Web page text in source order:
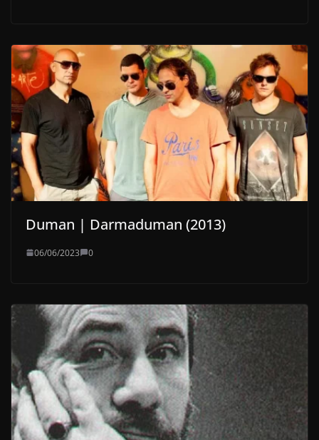
Duman | Darmaduman (2013)
06/06/2023 0